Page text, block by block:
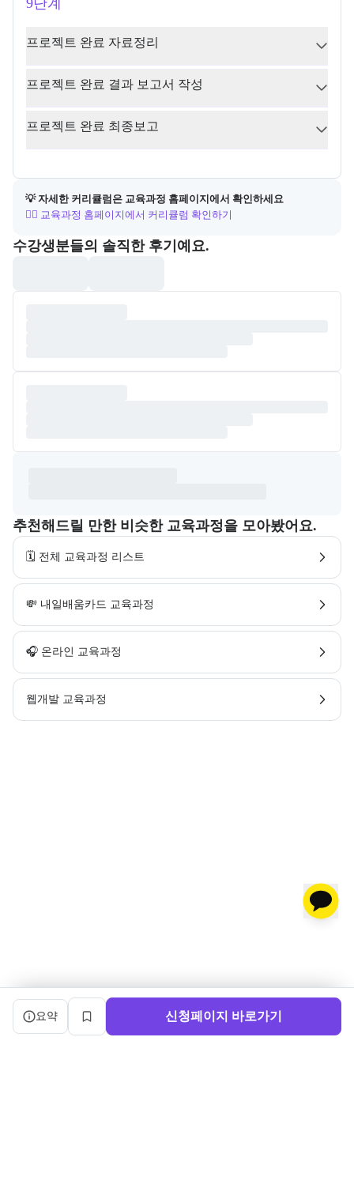
9단계
프로젝트 완료 자료정리
프로젝트 완료 결과 보고서 작성
프로젝트 완료 최종보고
💡 자세한 커리큘럼은 교육과정 홈페이지에서 확인하세요
👉🏻 교육과정 홈페이지에서 커리큘럼 확인하기
포폴&후기
수강생분들의 솔직한 후기예요.
추천해드릴 만한 비슷한 교육과정을 모아봤어요.
🗓️ 전체 교육과정 리스트
💸 내일배움카드 교육과정
🎧 온라인 교육과정
웹개발 교육과정
캠프 요약 정보와 상세 도우미, 북마크, 신청 버튼을 제공한다.
요약
북마크 신청페이지 바로가기